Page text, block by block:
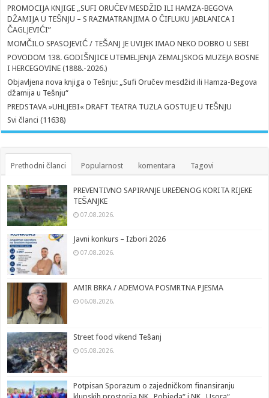
PROMOCIJA KNJIGE „SUFI ORUČEV MESDŽID ILI HAMZA-BEGOVA
DŽAMIJA U TEŠNJU – S RAZMATRANJIMA O ČIFLUKU JABLANICA I
ČAGLJEVIĆI”
MOMČILO SPASOJEVIĆ / TEŠANJ JE UVIJEK IMAO NEKO DOBRO U SEBI
POVODOM 138. GODIŠNJICE UTEMELJENJA ZEMALJSKOG MUZEJA BOSNE
I HERCEGOVINE (1888.-2026.)
Objavljena nova knjiga o Tešnju: „Sufi Oručev mesdžid ili Hamza-Begova
džamija u Tešnju“
PREDSTAVA »UHLJEBI« DRAFT TEATRA TUZLA GOSTUJE U TEŠNJU
Svi članci (11638)
Prethodni članci Popularnost komentara Tagovi
PREVENTIVNO SAPIRANJE UREĐENOG KORITA RIJEKE
TEŠANJKE
07.08.2026.
Javni konkurs – Izbori 2026
07.08.2026.
AMIR BRKA / ADEMOVA POSMRTNA PJESMA
06.08.2026.
Street food vikend Tešanj
05.08.2026.
Potpisan Sporazum o zajedničkom finansiranju